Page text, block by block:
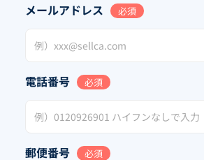
メールアドレス 必須
電話番号 必須
郵便番号 必須